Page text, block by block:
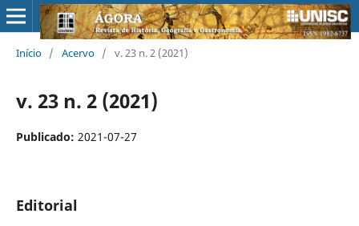
Início / Acervo / v. 23 n. 2 (2021)
v. 23 n. 2 (2021)
Publicado: 2021-07-27
Editorial